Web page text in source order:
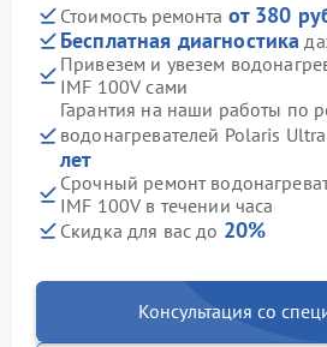
Стоимость ремонта от 380
Бесплатная диагностика
Привезем и увезем
IMF 100V сами
Гарантия на наши работы по
водонагревателей Polaris
лет
Срочный ремонт
IMF 100V в течении часа
Скидка для вас до 20%
Консультация со